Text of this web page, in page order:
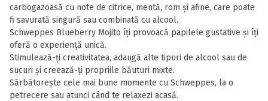
carbogazoasă cu note de citrice, mentă, rom și afine, care poate
fi savurată singură sau combinată cu alcool.
Schweppes Blueberry Mojito îți provoacă papilele gustative și îți
oferă o experiență unică.
Stimulează-ți creativitatea, adaugă alte tipuri de alcool sau de
sucuri și creează-ți propriile băuturi mixte.
Sărbătorește cele mai bune momente cu Schweppes, la o
petrecere sau atunci când te relaxezi acasă.